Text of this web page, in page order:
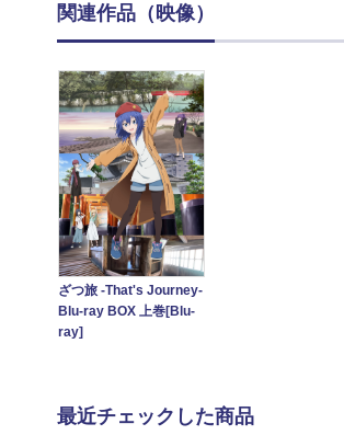
関連作品（映像）
ざつ旅 -That's Journey-
Blu-ray BOX 上巻[Blu-
ray]
最近チェックした商品